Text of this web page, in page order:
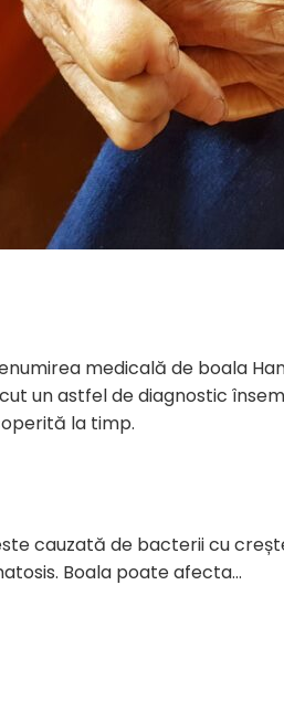
medicală de boala
un astfel de diagnostic
la timp.
cauzată de bacterii cu
Boala poate afecta…